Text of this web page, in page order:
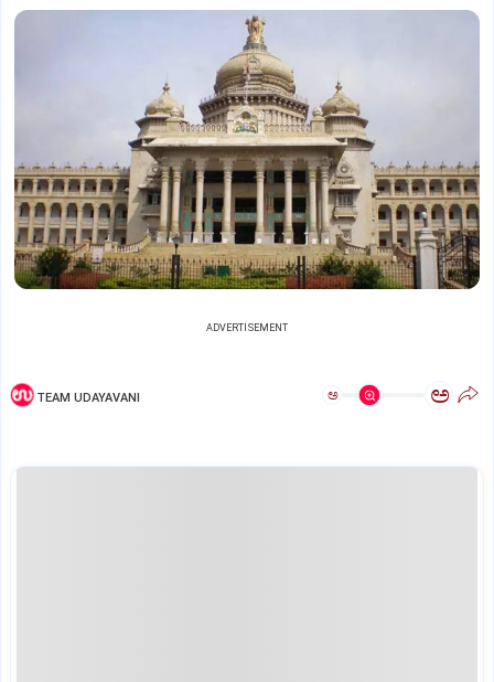
ADVERTISEMENT
TEAM UDAYAVANI ಅ ಅ